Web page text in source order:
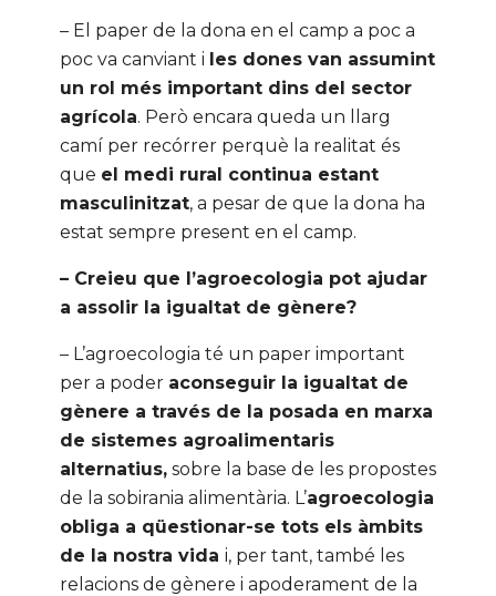
– El paper de la dona en el camp a poc a
poc va canviant i les dones van assumint
un rol més important dins del sector
agrícola. Però encara queda un llarg
camí per recórrer perquè la realitat és
que el medi rural continua estant
masculinitzat, a pesar de que la dona ha
estat sempre present en el camp.
– Creieu que l’agroecologia pot ajudar
a assolir la igualtat de gènere?
– L’agroecologia té un paper important
per a poder aconseguir la igualtat de
gènere a través de la posada en marxa
de sistemes agroalimentaris
alternatius, sobre la base de les propostes
de la sobirania alimentària. L’agroecologia
obliga a qüestionar-se tots els àmbits
de la nostra vida i, per tant, també les
relacions de gènere i apoderament de la